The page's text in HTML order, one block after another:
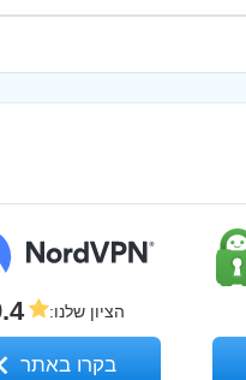
הציון שלנו:
בקרו באתר